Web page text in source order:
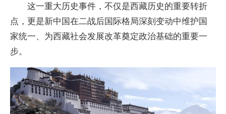
这一重大历史事件，不仅是西藏历史的重要转折
点，更是新中国在二战后国际格局深刻变动中维护国
家统一、为西藏社会发展改革奠定政治基础的重要一
步。